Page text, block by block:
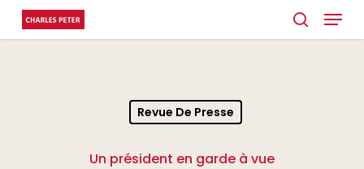
Skip
to
search
Menu
Revue De Presse
Un président en garde à vue